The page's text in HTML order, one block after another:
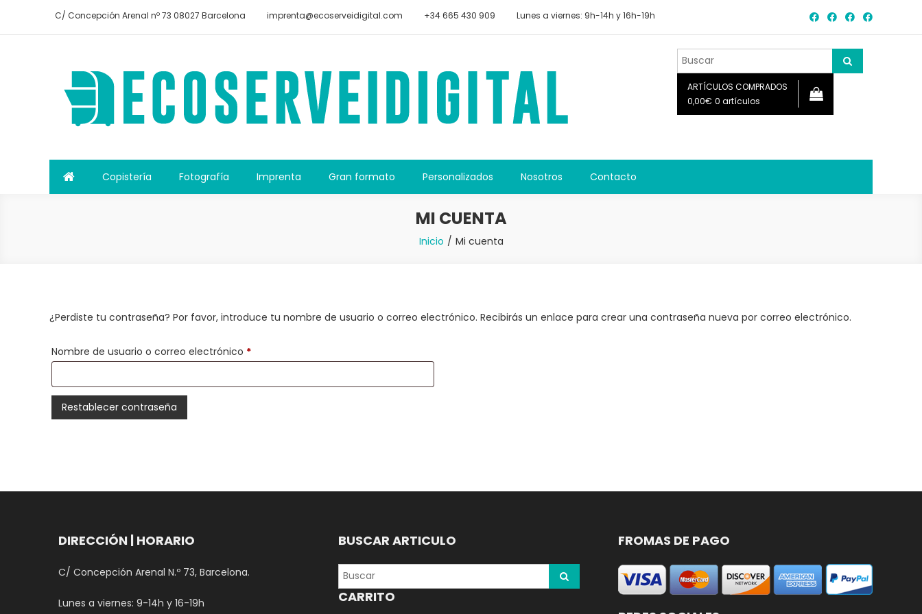
C/ Concepción Arenal nº 73 08027 Barcelona imprenta@ecoserveidigital.com +34 665 430 909 Lunes a viernes: 9h-14h y 16h-19h
Ecoservei digital
ARTÍCULOS COMPRADOS
0,00€ 0 artículos
Copistería Fotografía Imprenta Gran formato Personalizados Nosotros Contacto
MI CUENTA
Inicio Mi cuenta
¿Perdiste tu contraseña? Por favor, introduce tu nombre de usuario o correo electrónico. Recibirás un enlace para crear una contraseña nueva por correo electrónico.
Nombre de usuario o correo electrónico *Obligatorio
Restablecer contraseña
DIRECCIÓN | HORARIO
C/ Concepción Arenal N.º 73, Barcelona.
Lunes a viernes: 9-14h y 16-19h
BUSCAR ARTICULO
CARRITO
FROMAS DE PAGO